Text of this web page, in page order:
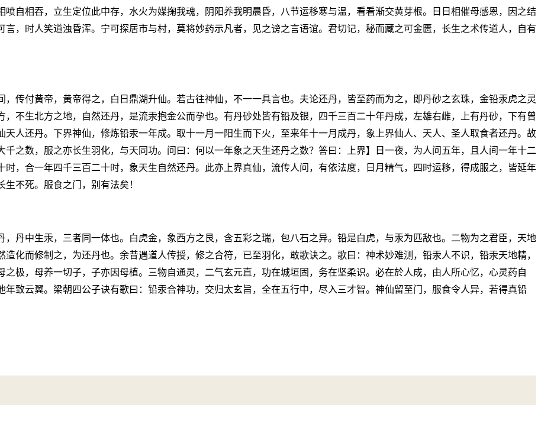
自相吞，立生定位此中存，水火为媒掬我魂，阴阳养我明晨昏，八节运移寒与温，看看渐交黄芽根。日日相催母感恩，因之结
，时人笑道浊昏浑。宁可探居市与村，莫将妙药示凡者，见之谤之言语谊。君切记，秘而藏之可金匮，长生之术传道人，自有
传付黄帝，黄帝得之，白日鼎湖升仙。若古往神仙，不一一具言也。夫论还丹，皆至药而为之，即丹砂之玄珠，金铅汞虎之灵
不生北方之地，自然还丹，是流汞抱金公而孕也。有丹砂处皆有铅及银，四千三百二十年丹成，左雄右雌，上有丹砂，下有曾
人还丹。下界神仙，修炼铅汞一年成。取十一月一阳生而下火，至来年十一月成丹，象上界仙人、天人、圣人取食者还丹。故
之数，服之亦长生羽化，与天同功。问曰：何以一年象之天生还丹之数？答曰：上界】日一夜，为人问五年，且人间一年十二
，合一年四千三百二十时，象天生自然还丹。此亦上界真仙，流传人问，有依法度，日月精气，四时运移，得成服之，皆延年
不死。服食之门，别有法矣！
丹中生汞，三者同一体也。白虎金，象西方之艮，含五彩之瑞，包八石之异。铅是白虎，与汞为匹敌也。二物为之君臣，天地
化而修制之，为还丹也。余昔遇道人传授，修之合符，已至羽化，敢歌诀之。歌曰：神术妙难测，铅汞人不识，铅汞天地精，
极，母养一切子，子亦因母植。三物自通灵，二气玄元直，功在城垣固，务在坚柔识。必在於人成，由人所心忆，心灵药自
致云翼。梁朝四公子诀有歌曰：铅汞合神功，交归太玄旨，全在五行中，尽入三才智。神仙留至门，服食令人异，若得真铅